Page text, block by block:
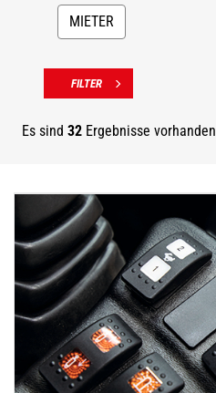
MIETER
Es sind 32 Ergebnisse vorhanden